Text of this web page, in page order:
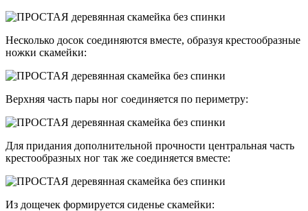
Несколько досок соединяются вместе, образуя крестообразные
ножки скамейки:
Верхняя часть пары ног соединяется по периметру:
Для придания дополнительной прочности центральная часть
крестообразных ног так же соединяется вместе:
Из дощечек формируется сиденье скамейки: